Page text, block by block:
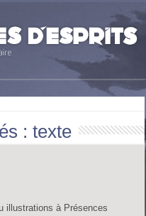
:texte
illustrations à Présences